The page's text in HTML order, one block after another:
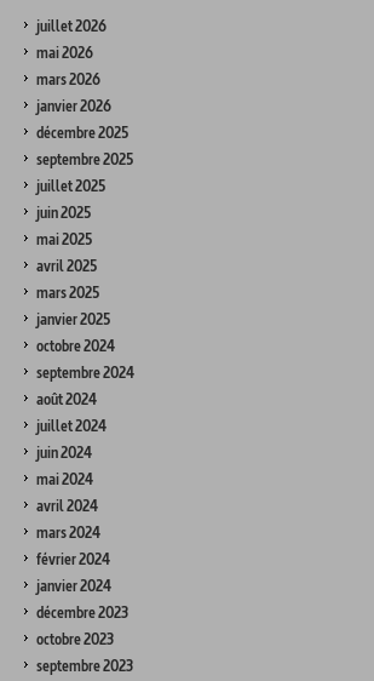
juillet 2026
mai 2026
mars 2026
janvier 2026
décembre 2025
septembre 2025
juillet 2025
juin 2025
mai 2025
avril 2025
mars 2025
janvier 2025
octobre 2024
septembre 2024
août 2024
juillet 2024
juin 2024
mai 2024
avril 2024
mars 2024
février 2024
janvier 2024
décembre 2023
octobre 2023
septembre 2023